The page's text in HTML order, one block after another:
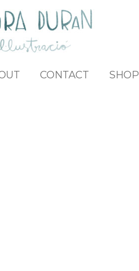
CONTACT SHOP